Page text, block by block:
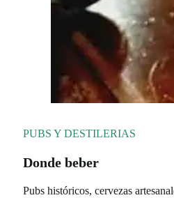
PUBS Y DESTILERIAS
Donde beber
Pubs históricos, cervezas